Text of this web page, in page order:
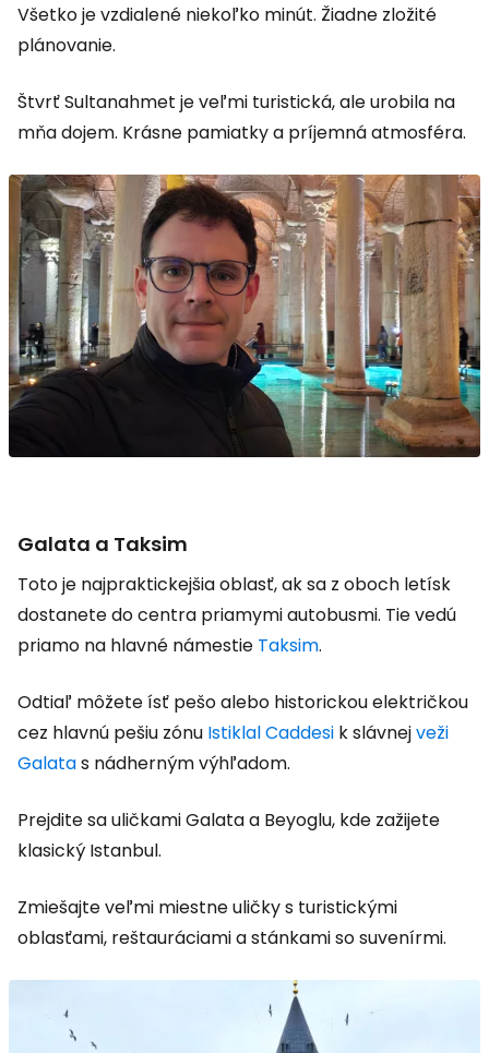
Všetko je vzdialené niekoľko minút. Žiadne zložité
plánovanie.
Štvrť Sultanahmet je veľmi turistická, ale urobila na
mňa dojem. Krásne pamiatky a príjemná atmosféra.
Galata a Taksim
Toto je najpraktickejšia oblasť, ak sa z oboch letísk
dostanete do centra priamymi autobusmi. Tie vedú
priamo na hlavné námestie Taksim.
Odtiaľ môžete ísť pešo alebo historickou električkou
cez hlavnú pešiu zónu Istiklal Caddesi k slávnejveži
Galatas nádherným výhľadom.
Prejdite sa uličkami Galata a Beyoglu, kde zažijete
klasický Istanbul.
Zmiešajte veľmi miestne uličky s turistickými
oblasťami, reštauráciami a stánkami so suvenírmi.